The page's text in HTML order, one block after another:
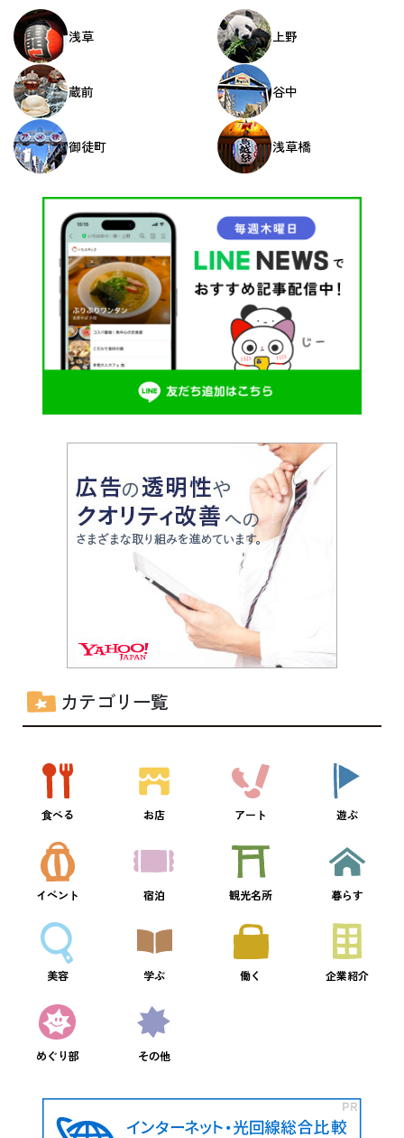
浅草 上野
蔵前 谷中
御徒町 浅草橋
カテゴリ一覧
食べる お店 アート 遊ぶ
イベント 宿泊 観光名所 暮らす
美容 学ぶ 働く 企業紹介
めぐり部 その他